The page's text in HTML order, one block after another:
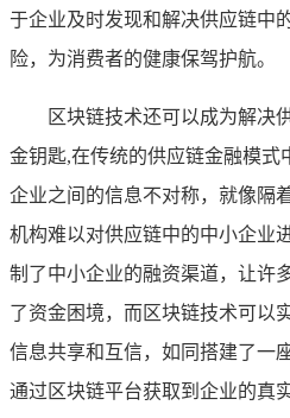
于企业及时发现和解决供应链中
险，为消费者的健康保驾护航。
区块链技术还可以成为解决
金钥匙,在传统的供应链金融模式
企业之间的信息不对称，就像隔
机构难以对供应链中的中小企业
制了中小企业的融资渠道，让许
了资金困境，而区块链技术可以
信息共享和互信，如同搭建了一
通过区块链平台获取到企业的真